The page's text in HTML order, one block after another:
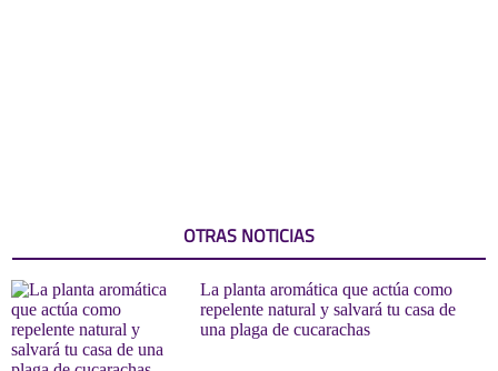
OTRAS NOTICIAS
La planta aromática que actúa como
repelente natural y salvará tu casa de
una plaga de cucarachas